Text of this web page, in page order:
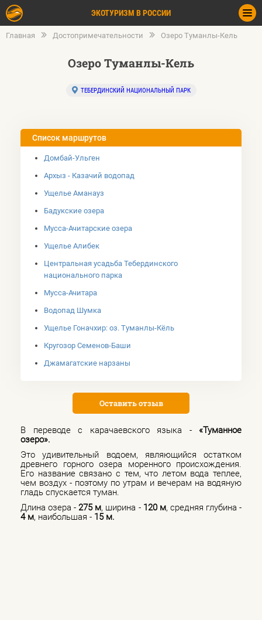
ЭКОТУРИЗМ В РОССИИ
Главная Достопримечательности Озеро Туманлы-Кель
Озеро Туманлы-Кель
ТЕБЕРДИНСКИЙ НАЦИОНАЛЬНЫЙ ПАРК
Список маршрутов
Домбай-Ульген
Архыз - Казачий водопад
Ущелье Аманауз
Бадукские озера
Мусса-Ачитарские озера
Ущелье Алибек
Центральная усадьба Тебердинского
национального парка
Мусса-Ачитара
Водопад Шумка
Ущелье Гоначхир: оз. Туманлы-Кёль
Кругозор Семенов-Баши
Джамагатские нарзаны
Оставить отзыв
В переводе с карачаевского языка - «Туманное
озеро».
Это удивительный водоем, являющийся остатком
древнего горного озера моренного происхождения.
Его название связано с тем, что летом вода теплее,
чем воздух - поэтому по утрам и вечерам на водяную
гладь спускается туман.
Длина озера -275 м, ширина - 120 м, средняя глубина -
4 м, наибольшая - 15 м.